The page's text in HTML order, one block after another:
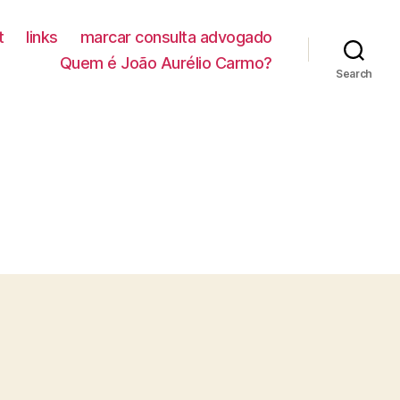
links
marcar consulta advogado
Quem é João Aurélio Carmo?
Search